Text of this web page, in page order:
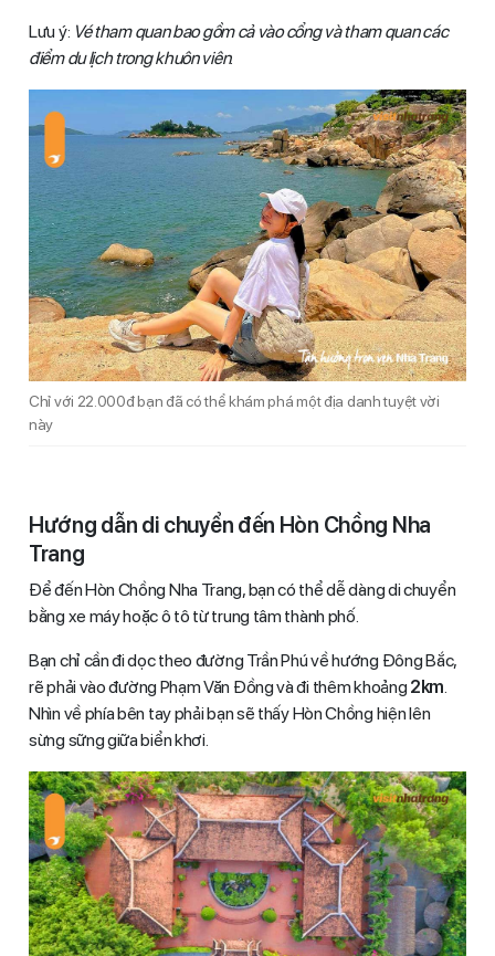
Lưu ý: Vé tham quan bao gồm cả vào cổng và tham quan các
điểm du lịch trong khuôn viên.
Chỉ với 22.000đ bạn đã có thể khám phá một địa danh tuyệt vời
này
Hướng dẫn di chuyển đến Hòn Chồng Nha
Trang
Để đến Hòn Chồng Nha Trang, bạn có thể dễ dàng di chuyển
bằng xe máy hoặc ô tô từ trung tâm thành phố.
Bạn chỉ cần đi dọc theo đường Trần Phú về hướng Đông Bắc,
rẽ phải vào đường Phạm Văn Đồng và đi thêm khoảng 2km
Nhìn về phía bên tay phải bạn sẽ thấy Hòn Chồng hiện lên
sừng sững giữa biển khơi.